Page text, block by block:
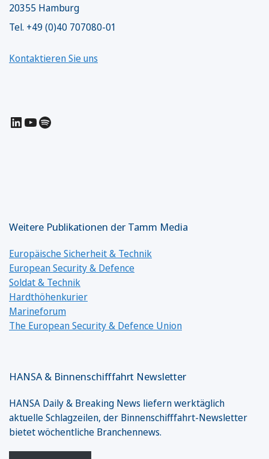
20355 Hamburg
Tel. +49 (0)40 707080-01
Kontaktieren Sie uns
LinkedIn
YouTube
Spotify
Weitere Publikationen der Tamm Media
Europäische Sicherheit & Technik
European Security & Defence
Soldat & Technik
Hardthöhenkurier
Marineforum
The European Security & Defence Union
HANSA & Binnenschifffahrt Newsletter
HANSA Daily & Breaking News liefern werktäglich
aktuelle Schlagzeilen, der Binnenschifffahrt-Newsletter
bietet wöchentliche Branchennews.